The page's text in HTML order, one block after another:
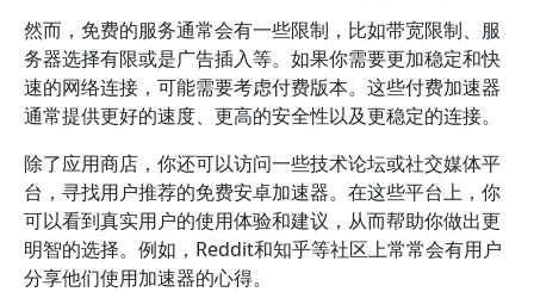
然而，免费的服务通常会有一些限制，比如带宽限制、服
务器选择有限或是广告插入等。如果你需要更加稳定和快
速的网络连接，可能需要考虑付费版本。这些付费加速器
通常提供更好的速度、更高的安全性以及更稳定的连接。
除了应用商店，你还可以访问一些技术论坛或社交媒体平
台，寻找用户推荐的免费安卓加速器。在这些平台上，你
可以看到真实用户的使用体验和建议，从而帮助你做出更
明智的选择。例如，Reddit和知乎等社区上常常会有用户
分享他们使用加速器的心得。